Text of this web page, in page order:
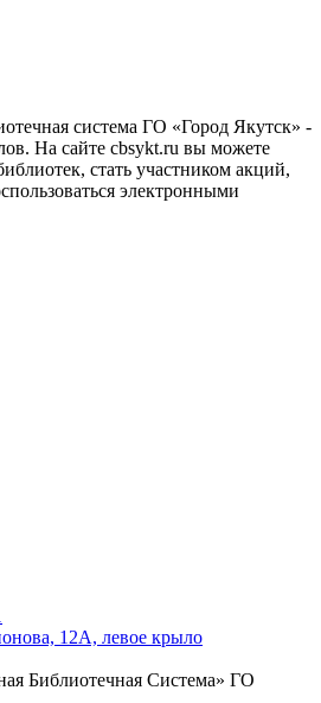
система ГО «Город Якутск» -
На сайте cbsykt.ru вы можете
стать участником акций,
электронными
12А, левое крыло
Библиотечная Система» ГО